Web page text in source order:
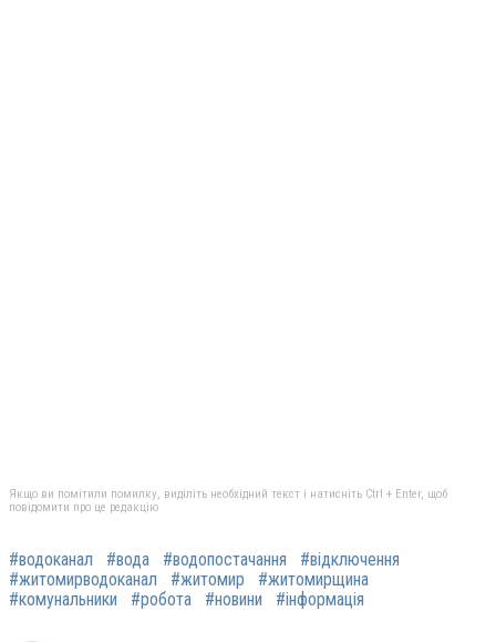
Якщо ви помітили помилку, виділіть необхідний текст і натисніть Ctrl + Enter, щоб
повідомити про це редакцію
#водоканал #вода #водопостачання
#відключення
#житомирводоканал
#житомир
#житомирщина
#комунальники
#робота #новини #інформація